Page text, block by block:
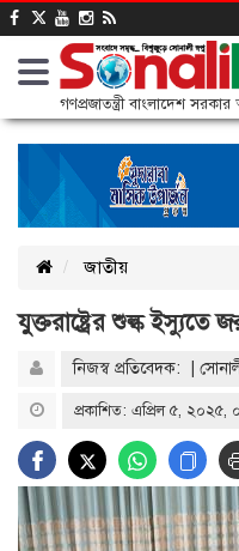
গণপ্রজাতন্ত্রী বাংলাদেশ
জাতীয়
যুক্তরাষ্ট্রের শুল্ক ইস্যুতে
নিজস্ব প্রতিবেদক: |
প্রকাশিত: এপ্রিল ৫, ২০২৫,